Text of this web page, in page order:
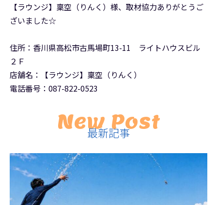
【ラウンジ】稟空（りんく）様、取材協力ありがとうご
ざいました☆
住所：香川県高松市古馬場町13-11 ライトハウスビル
２Ｆ
店舗名：【ラウンジ】稟空（りんく）
電話番号：087-822-0523
New Post
最新記事